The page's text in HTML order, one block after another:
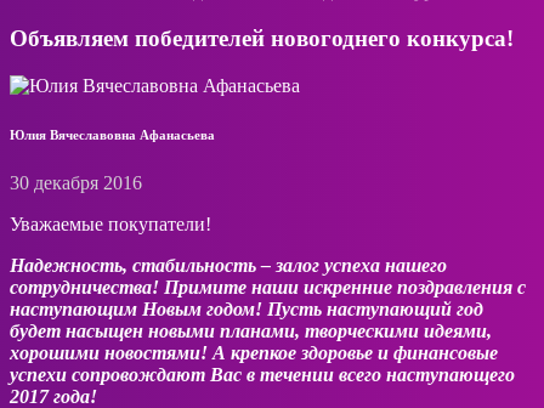
Объявляем победителей новогоднего конкурса!
Юлия Вячеславовна Афанасьева
30 декабря 2016
Уважаемые покупатели!
Надежность, стабильность – залог успеха нашего
сотрудничества! Примите наши искренние поздравления с
наступающим Новым годом! Пусть наступающий год
будет насыщен новыми планами, творческими идеями,
хорошими новостями! А крепкое здоровье и финансовые
успехи сопровождают Вас в течении всего наступающего
2017 года!